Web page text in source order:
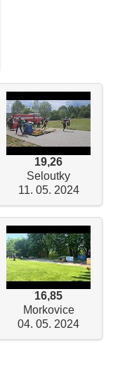
19,26
Seloutky
11. 05. 2024
16,85
Morkovice
04. 05. 2024